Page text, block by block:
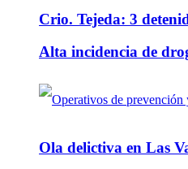
Crio. Tejeda: 3
Alta incidencia de
Ola delictiva en Las